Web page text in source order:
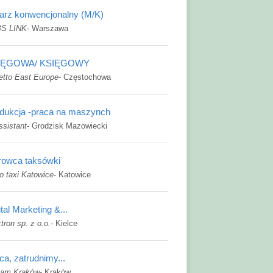
konwencjonalny (M/K)
LINK- Warszawa
KSIĘGOWY
East Europe- Częstochowa
-praca na maszynch
- Grodzisk Mazowiecki
taksówki
taxi Katowice- Katowice
Marketing &...
sp. z o.o.- Kielce
zatrudnimy...